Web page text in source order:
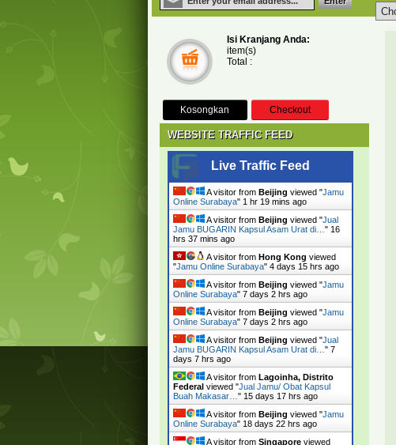
Isi Kranjang Anda:
item(s)
Total :
Kosongkan Checkout
WEBSITE TRAFFIC FEED
Live Traffic Feed
A visitor from Beijing viewed "Jamu
Online Surabaya" 1 hr 19 mins ago
A visitor from Beijing viewed "Jual
Jamu BUGARIN Kapsul Asam Urat di… " 16
hrs 37 mins ago
A visitor from Hong Kong viewed
"Jamu Online Surabaya" 4 days 15 hrs ago
A visitor from Beijing viewed "Jamu
Online Surabaya" 7 days 2 hrs ago
A visitor from Beijing viewed "Jamu
Online Surabaya" 7 days 2 hrs ago
A visitor from Beijing viewed "Jual
Jamu BUGARIN Kapsul Asam Urat di… " 7
days 7 hrs ago
A visitor from Lagoinha, Distrito
Federal viewed "Jual Jamu/ Obat Kapsul
Buah Makasar… " 15 days 17 hrs ago
A visitor from Beijing viewed "Jamu
Online Surabaya" 18 days 22 hrs ago
A visitor from Singapore viewed